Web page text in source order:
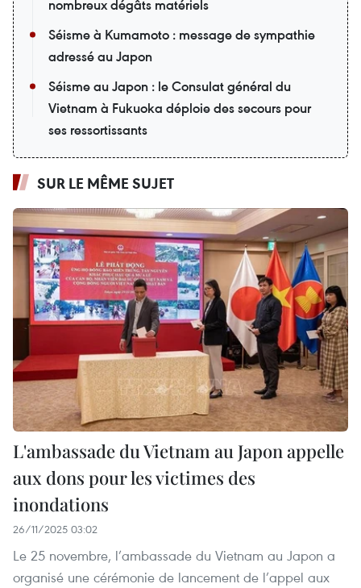
nombreux dégâts matériels
Séisme à Kumamoto : message de sympathie
adressé au Japon
Séisme au Japon : le Consulat général du
Vietnam à Fukuoka déploie des secours pour
ses ressortissants
SUR LE MÊME SUJET
L'ambassade du Vietnam au Japon appelle
aux dons pour les victimes des
inondations
26/11/2025 03:02
Le 25 novembre, l’ambassade du Vietnam au Japon a
organisé une cérémonie de lancement de l’appel aux